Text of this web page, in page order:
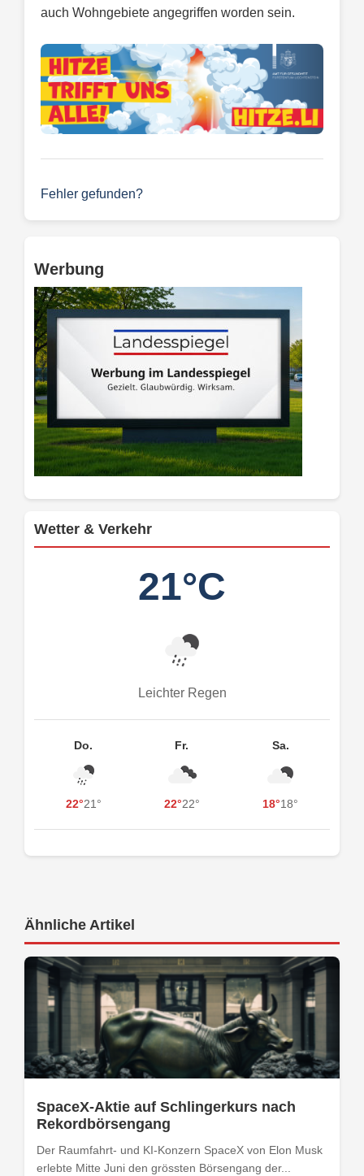
auch Wohngebiete angegriffen worden sein.
Fehler gefunden?
Werbung
Wetter & Verkehr
21°C
Leichter Regen
Do.
22°21°
Fr.
22°22°
Sa.
18°18°
Ähnliche Artikel
SpaceX-Aktie auf Schlingerkurs nach
Rekordbörsengang
Der Raumfahrt- und KI-Konzern SpaceX von Elon Musk
erlebte Mitte Juni den grössten Börsengang der...